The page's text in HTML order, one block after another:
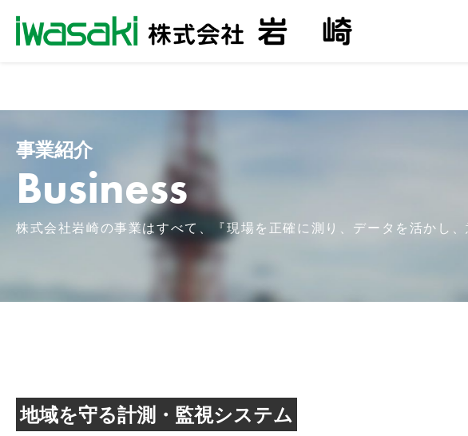
事業紹介
Business
株式会社岩崎の事業はすべて、『現場を正確に測り、データを活かし
地域を守る計測・監視システム